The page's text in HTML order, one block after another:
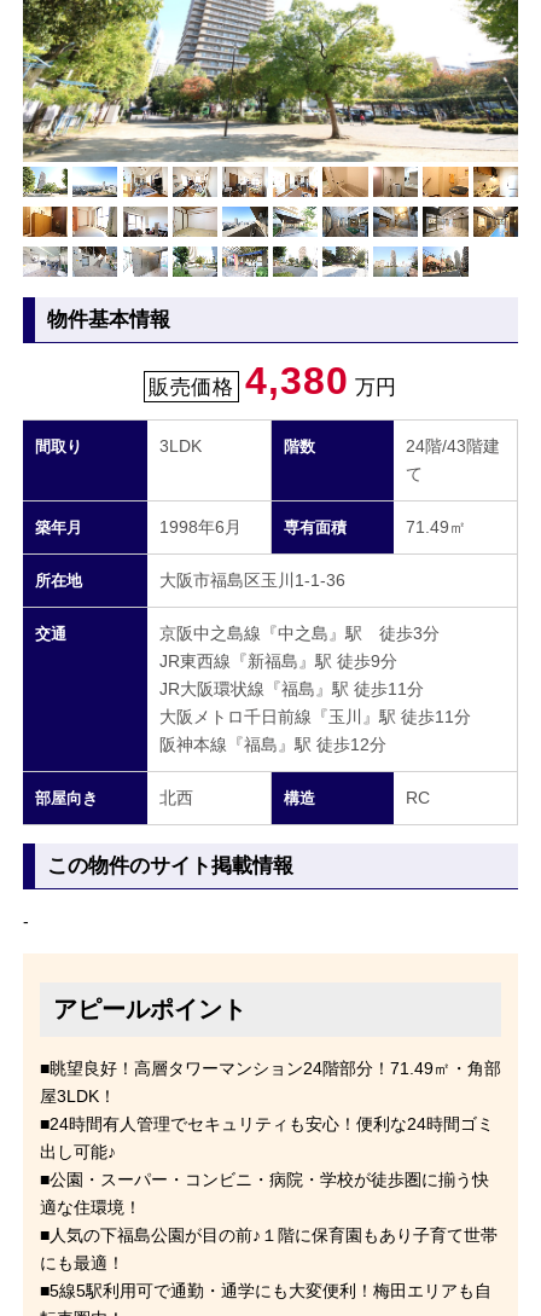
物件基本情報
販売価格 4,380 万円
間取り 3LDK 階数
24階/43階建
て
築年月 1998年6月 専有面積 71.49㎡
所在地 大阪市福島区玉川1-1-36
交通
京阪中之島線『中之島』駅 徒歩3分
JR東西線『新福島』駅 徒歩9分
JR大阪環状線『福島』駅 徒歩11分
大阪メトロ千日前線『玉川』駅 徒歩11分
阪神本線『福島』駅 徒歩12分
部屋向き 北西 構造 RC
この物件のサイト掲載情報
-
アピールポイント
■眺望良好！高層タワーマンション24階部分！71.49㎡・角部
屋3LDK！
■24時間有人管理でセキュリティも安心！便利な24時間ゴミ
出し可能♪
■公園・スーパー・コンビニ・病院・学校が徒歩圏に揃う快
適な住環境！
■人気の下福島公園が目の前♪１階に保育園もあり子育て世帯
にも最適！
■5線5駅利用可で通勤・通学にも大変便利！梅田エリアも自